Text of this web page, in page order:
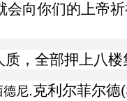
会向你们的上帝
，全部押上八
德尼.克利尔菲尔德(